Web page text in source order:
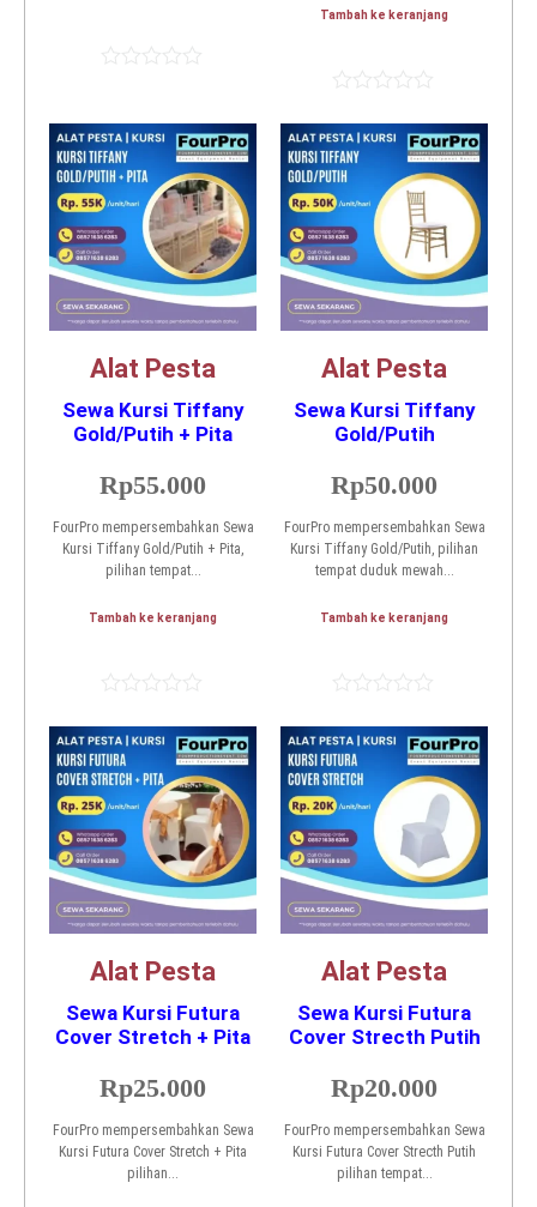
dari
5
Tambah ke keranjang
0
dari
5
Alat Pesta
Sewa Kursi Tiffany
Gold/Putih + Pita
Rp55.000
FourPro mempersembahkan Sewa
Kursi Tiffany Gold/Putih + Pita,
pilihan tempat...
Tambah ke keranjang
0
dari
5
Alat Pesta
Sewa Kursi Tiffany
Gold/Putih
Rp50.000
FourPro mempersembahkan Sewa
Kursi Tiffany Gold/Putih, pilihan
tempat duduk mewah...
Tambah ke keranjang
0
dari
5
Alat Pesta
Sewa Kursi Futura
Cover Stretch + Pita
Rp25.000
FourPro mempersembahkan Sewa
Kursi Futura Cover Stretch + Pita
pilihan...
Alat Pesta
Sewa Kursi Futura
Cover Strecth Putih
Rp20.000
FourPro mempersembahkan Sewa
Kursi Futura Cover Strecth Putih
pilihan tempat...